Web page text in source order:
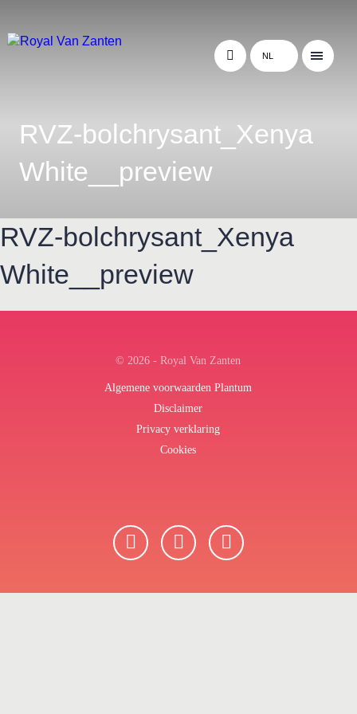
NL
RVZ-bolchrysant_Xenya
White__preview
RVZ-bolchrysant_Xenya
White__preview
© 2026 - Royal Van Zanten
Algemene voorwaarden Plantum
Disclaimer
Privacy verklaring
Cookies